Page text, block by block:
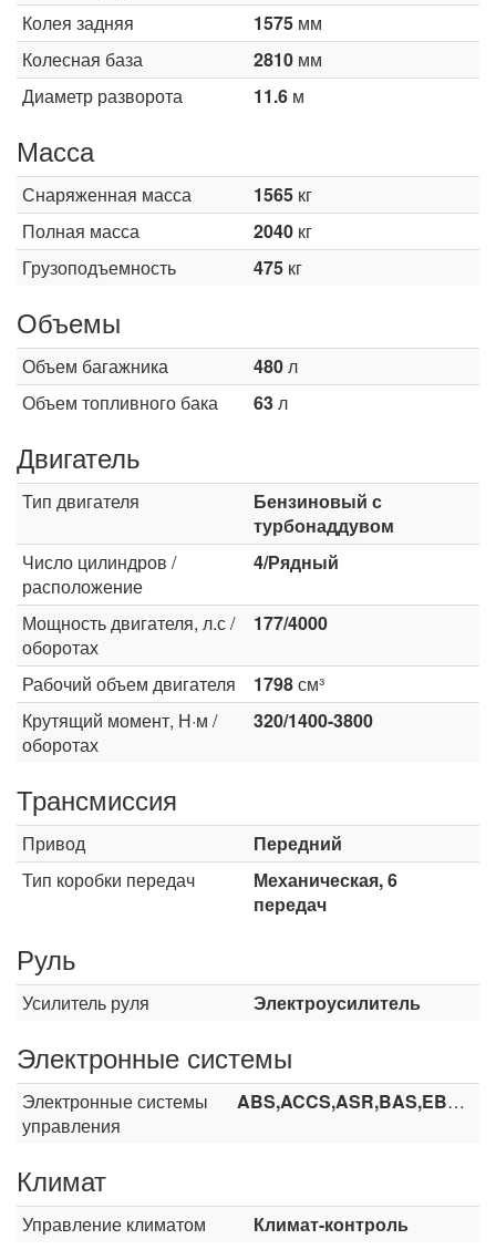
Колея задняя
1575 мм
Колесная база
2810 мм
Диаметр разворота
11.6 м
Масса
Снаряженная масса 1565 кг
Полная масса
2040 кг
Грузоподъемность
475 кг
Объемы
Объем багажника 480л
Объем топливного бака
63л
Двигатель
Тип двигателя
Бензиновый с
турбонаддувом
Число цилиндров /
расположение
4/Рядный
Мощность двигателя, л.с /
оборотах
177/4000
Рабочий объем двигателя 1798см³
Крутящий момент, Н·м /
оборотах
320/1400-3800
Трансмиссия
Привод
Передний
Тип коробки передач
Механическая, 6
передач
Руль
Усилитель руля Электроусилитель
Электронные системы
Электронные системы
управления
ABS,ACCS,ASR,BAS,EBA,ESP,TCS
Климат
Управление климатом Климат-контроль